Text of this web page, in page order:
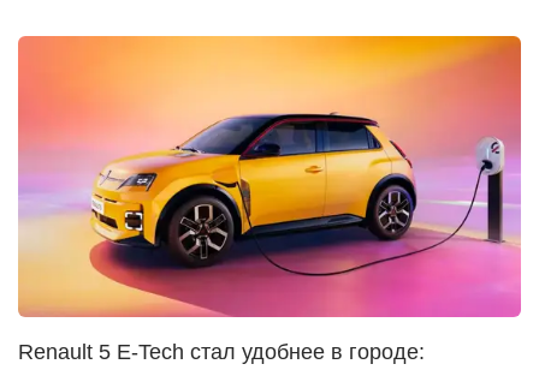
Renault 5 E-Tech стал удобнее в городе: